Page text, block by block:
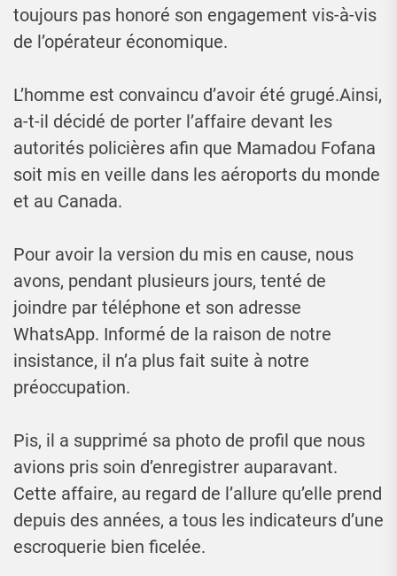
toujours pas honoré son engagement vis-à-vis
de l’opérateur économique.
L’homme est convaincu d’avoir été grugé.Ainsi,
a-t-il décidé de porter l’affaire devant les
autorités policières afin que Mamadou Fofana
soit mis en veille dans les aéroports du monde
et au Canada.
Pour avoir la version du mis en cause, nous
avons, pendant plusieurs jours, tenté de
joindre par téléphone et son adresse
WhatsApp. Informé de la raison de notre
insistance, il n’a plus fait suite à notre
préoccupation.
Pis, il a supprimé sa photo de profil que nous
avions pris soin d’enregistrer auparavant.
Cette affaire, au regard de l’allure qu’elle prend
depuis des années, a tous les indicateurs d’une
escroquerie bien ficelée.